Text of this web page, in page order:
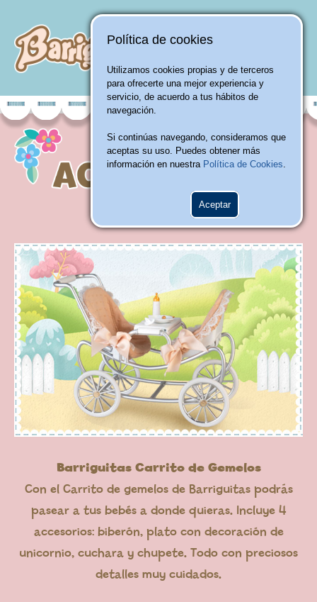
Política de cookies
Utilizamos cookies propias y de terceros
para ofrecerte una mejor experiencia y
servicio, de acuerdo a tus hábitos de
navegación.
Si continúas navegando, consideramos que
aceptas su uso. Puedes obtener más
información en nuestra Política de Cookies.
Aceptar
Barriguitas Carrito de Gemelos
Con el Carrito de gemelos de Barriguitas podrás
pasear a tus bebés a donde quieras. Incluye 4
accesorios: biberón, plato con decoración de
unicornio, cuchara y chupete. Todo con preciosos
detalles muy cuidados.